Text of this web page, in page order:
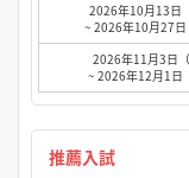
2026年10月13日
~ 2026年10月27日
2026年11月3日（
~ 2026年12月1日